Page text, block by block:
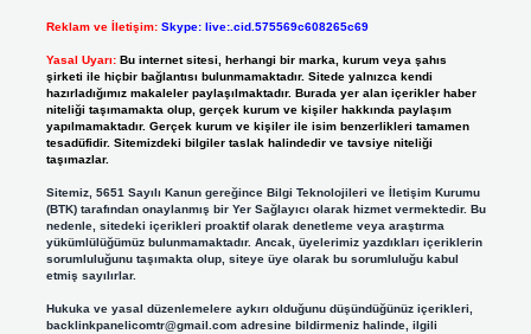
Reklam ve İletişim: Skype: live:.cid.575569c608265c69
Yasal Uyarı: Bu internet sitesi, herhangi bir marka, kurum veya şahıs
şirketi ile hiçbir bağlantısı bulunmamaktadır. Sitede yalnızca kendi
hazırladığımız makaleler paylaşılmaktadır. Burada yer alan içerikler haber
niteliği taşımamakta olup, gerçek kurum ve kişiler hakkında paylaşım
yapılmamaktadır. Gerçek kurum ve kişiler ile isim benzerlikleri tamamen
tesadüfidir. Sitemizdeki bilgiler taslak halindedir ve tavsiye niteliği
taşımazlar.
Sitemiz, 5651 Sayılı Kanun gereğince Bilgi Teknolojileri ve İletişim Kurumu
(BTK) tarafından onaylanmış bir Yer Sağlayıcı olarak hizmet vermektedir. Bu
nedenle, sitedeki içerikleri proaktif olarak denetleme veya araştırma
yükümlülüğümüz bulunmamaktadır. Ancak, üyelerimiz yazdıkları içeriklerin
sorumluluğunu taşımakta olup, siteye üye olarak bu sorumluluğu kabul
etmiş sayılırlar.
Hukuka ve yasal düzenlemelere aykırı olduğunu düşündüğünüz içerikleri,
backlinkpanelicomtr@gmail.comadresine bildirmeniz halinde, ilgili